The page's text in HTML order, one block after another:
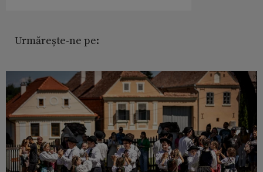
Urmărește-ne pe: